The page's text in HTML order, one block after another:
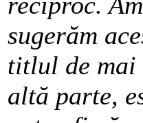
sugerăm
titlul de mai
altă parte,